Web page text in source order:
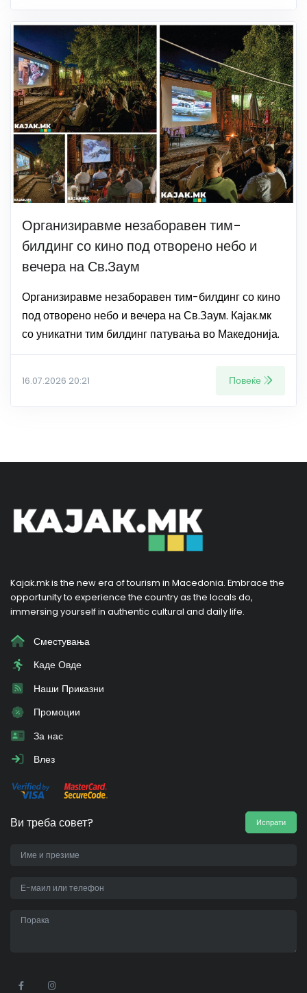
Организиравме незаборавен тим-
билдинг со кино под отворено небо и
вечера на Св.Заум
Организиравме незаборавен тим-билдинг со кино
под отворено небо и вечера на Св.Заум. Кајак.мк
со уникатни тим билдинг патувања во Македонија.
16.07.2026 20:21 Повеќе
Kajak.mk is the new era of tourism in Macedonia. Embrace the
opportunity to experience the country as the locals do,
immersing yourself in authentic cultural and daily life.
Сместувања
Каде Овде
Наши Приказни
Промоции
За нас
Влез
Ви треба совет? Испрати